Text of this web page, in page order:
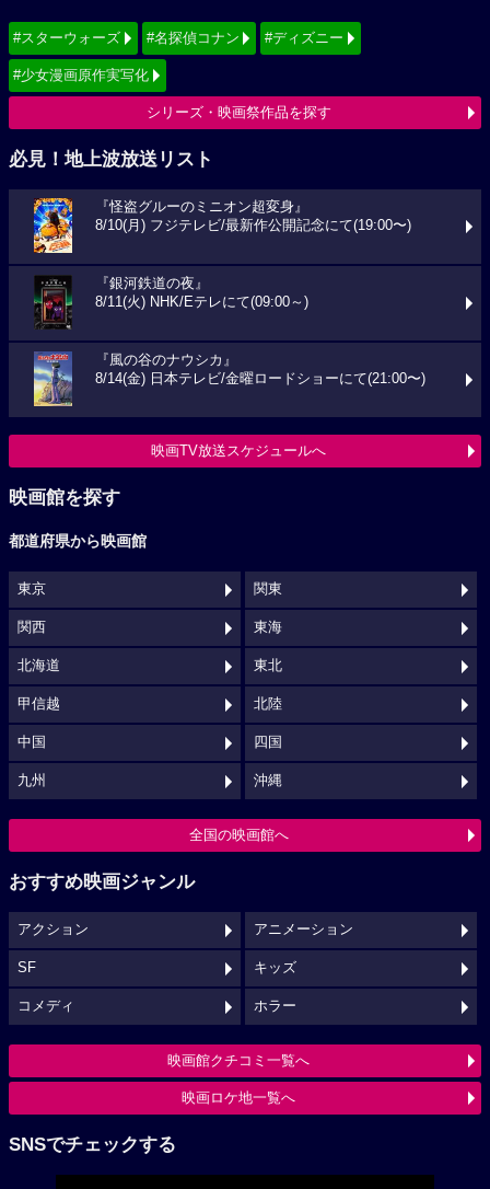
#スターウォーズ #名探偵コナン #ディズニー
#少女漫画原作実写化
シリーズ・映画祭作品を探す
必見！地上波放送リスト
『怪盗グルーのミニオン超変身』
8/10(月) フジテレビ/最新作公開記念にて(19:00〜)
『銀河鉄道の夜』
8/11(火) NHK/Eテレにて(09:00～)
『風の谷のナウシカ』
8/14(金) 日本テレビ/金曜ロードショーにて(21:00〜)
映画TV放送スケジュールへ
映画館を探す
都道府県から映画館
東京 関東
関西 東海
北海道 東北
甲信越 北陸
中国 四国
九州 沖縄
全国の映画館へ
おすすめ映画ジャンル
アクション アニメーション
SF キッズ
コメディ ホラー
映画館クチコミ一覧へ
映画ロケ地一覧へ
SNSでチェックする